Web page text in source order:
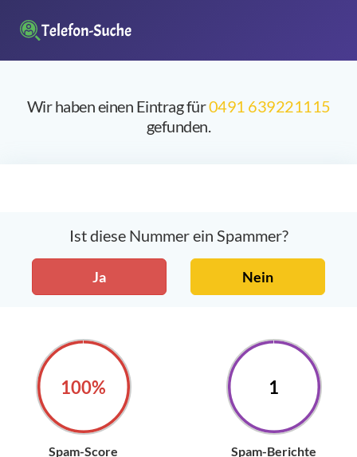
Wir haben einen Eintrag für0491 639221115
gefunden.
Ist diese Nummer ein Spammer?
Ja Nein
100%
Spam-Score
1
Spam-Berichte